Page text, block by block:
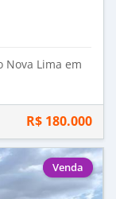
Nova Lima em
R$ 180.000
Venda